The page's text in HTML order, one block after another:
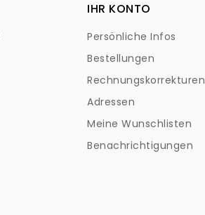
IHR KONTO
Persönliche Infos
Bestellungen
Rechnungskorrekturen
Adressen
Meine Wunschlisten
Benachrichtigungen